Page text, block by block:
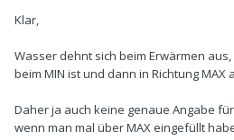
Klar,
Wasser dehnt sich beim Erwärmen
beim MIN ist und dann in Richtung MAX
Daher ja auch keine genaue Angabe
wenn man mal über MAX eingefüllt